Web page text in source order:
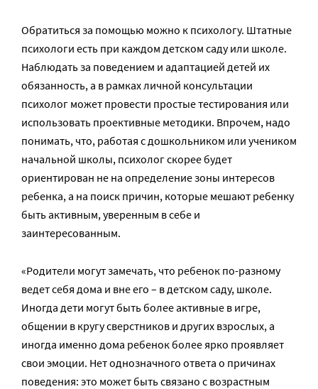
Обратиться за помощью можно к психологу. Штатные
психологи есть при каждом детском саду или школе.
Наблюдать за поведением и адаптацией детей их
обязанность, а в рамках личной консультации
психолог может провести простые тестирования или
использовать проективные методики. Впрочем, надо
понимать, что, работая с дошкольником или учеником
начальной школы, психолог скорее будет
ориентирован не на определение зоны интересов
ребенка, а на поиск причин, которые мешают ребенку
быть активным, уверенным в себе и
заинтересованным.
«Родители могут замечать, что ребенок по-разному
ведет себя дома и вне его – в детском саду, школе.
Иногда дети могут быть более активные в игре,
общении в кругу сверстников и других взрослых, а
иногда именно дома ребенок более ярко проявляет
свои эмоции. Нет однозначного ответа о причинах
поведения: это может быть связано с возрастным